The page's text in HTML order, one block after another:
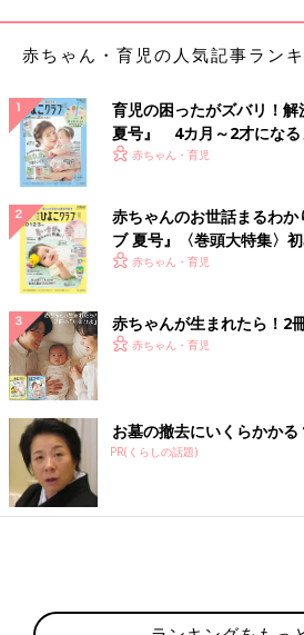
赤ちゃん・育児の人気記事ラン
育児の困ったがズバリ！
夏号』 4カ月～2才になる
いっぱい！
赤ちゃん・育児
赤ちゃんのお世話まるわ
ブ 夏号』〈巻頭大特集〉
く！ おっぱい・ミルクの
赤ちゃん・育児
赤ちゃんが生まれたら！2
赤ちゃん・育児
お墓の撤去にいくらかかる
PR(くらしの話題)